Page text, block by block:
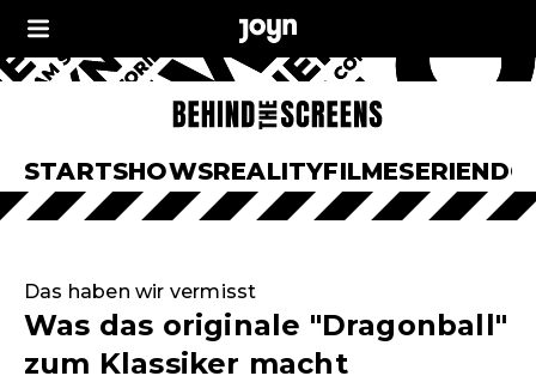
STARTSHOWSREALITYFILMESERIEN
Das haben wir vermisst
Was das originale "Dragonball"
zum Klassiker macht